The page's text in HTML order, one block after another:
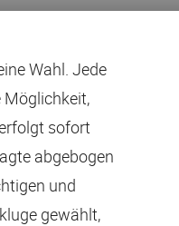
Wahl. Jede
Möglichkeit,
sofort
abgebogen
und
gewählt,